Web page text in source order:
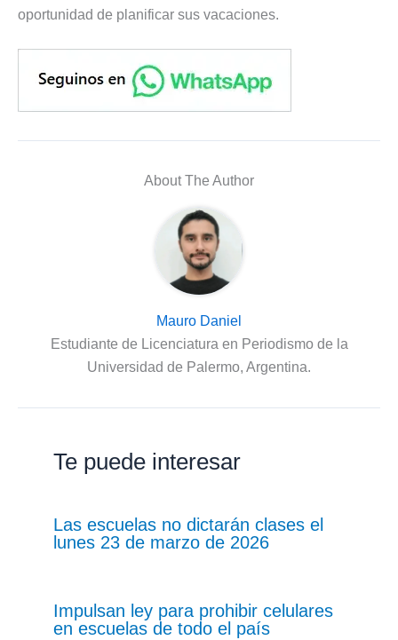
oportunidad de planificar sus vacaciones.
About The Author
Mauro Daniel
Estudiante de Licenciatura en Periodismo de la
Universidad de Palermo, Argentina.
Te puede interesar
Las escuelas no dictarán clases el
lunes 23 de marzo de 2026
Impulsan ley para prohibir celulares
en escuelas de todo el país